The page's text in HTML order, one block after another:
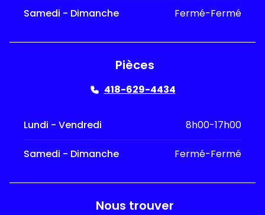
Samedi - Dimanche Fermé-Fermé
Pièces
418-629-4434
Lundi - Vendredi 8h00-17h00
Samedi - Dimanche Fermé-Fermé
Nous trouver